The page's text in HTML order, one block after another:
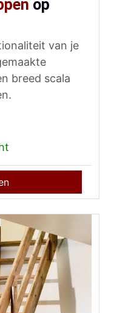
op
van je
breed scala